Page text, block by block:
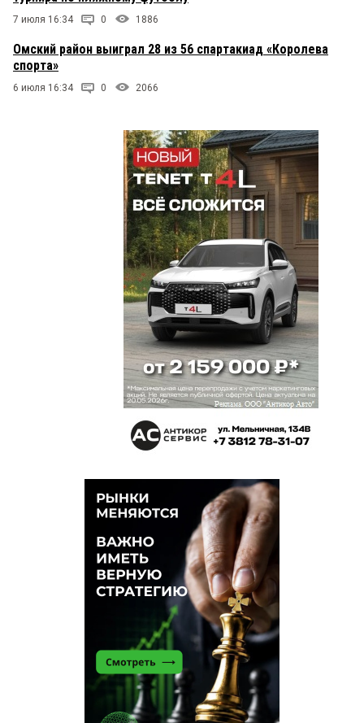
7 июля 16:34 0 1886
Омский район выиграл 28 из 56 спартакиад «Королева
спорта»
6 июля 16:34 0 2066